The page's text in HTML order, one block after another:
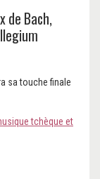
de Bach,
sa touche finale
tchèque et